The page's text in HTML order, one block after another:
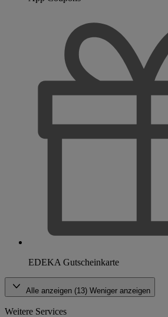
EDEKA Gutscheinkarte
Alle anzeigen (13) Weniger anzeigen
Weitere Services